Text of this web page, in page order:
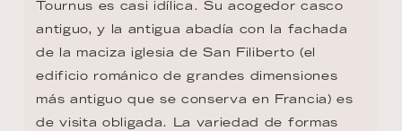
Tournus es casi idílica. Su acogedor casco
antiguo, y la antigua abadía con la fachada
de la maciza iglesia de San Filiberto (el
edificio románico de grandes dimensiones
más antiguo que se conserva en Francia) es
de visita obligada. La variedad de formas